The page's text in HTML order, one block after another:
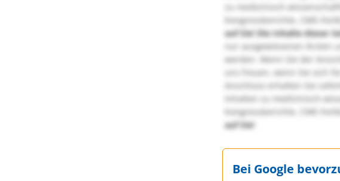
zu medizinisch-
Kongressberichte, CME-
auf Sie! Die Inhalte dieser
nur ausgewiesenen Ärzten
werden. Wenn Sie der
uns freuen, wenn Sie sich
Anschluss erhalten Sie
Inhalten zu medizinisch-
Kongressberichte, CME-
auf Sie!
Bei Google